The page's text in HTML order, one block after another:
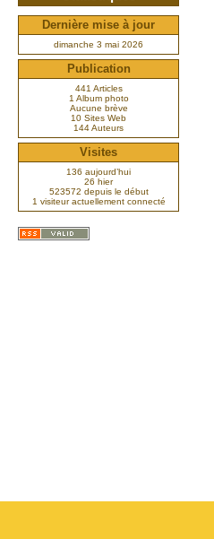
Dernière mise à jour
dimanche 3 mai 2026
Publication
441 Articles
1 Album photo
Aucune brève
10 Sites Web
144 Auteurs
Visites
136 aujourd’hui
26 hier
523572 depuis le début
1 visiteur actuellement connecté